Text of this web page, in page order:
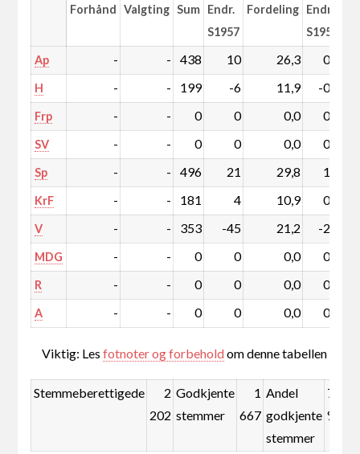
Forhånd Valgting Sum Endr.
S1957
Fordeling Endr.
S1957
Ap - - 438 10 26,3 0,8
H - - 199 -6 11,9 -0,2
Frp - - 0 0 0,0 0,0
SV - - 0 0 0,0 0,0
Sp - - 496 21 29,8 1,5
KrF - - 181 4 10,9 0,3
V - - 353 -45 21,2 -2,5
MDG - - 0 0 0,0 0,0
R - - 0 0 0,0 0,0
A - - 0 0 0,0 0,0
Viktig: Lesfotnoter og forbeholdom denne tabellen
Stemmeberettigede
2
202
Godkjente
stemmer
1
667
Andel
godkjente
stemmer
75,7
%